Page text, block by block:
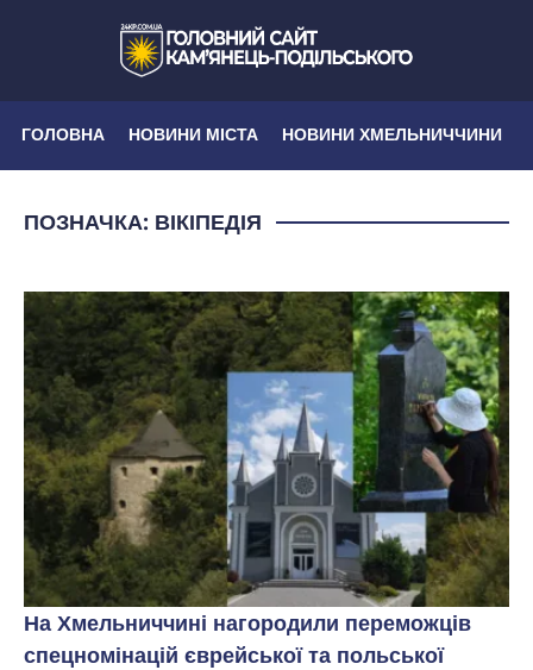
ГОЛОВНА НОВИНИ МІСТА НОВИНИ ХМЕЛЬНИЧЧИНИ
ПОЗНАЧКА: ВІКІПЕДІЯ
На Хмельниччині нагородили переможців
спецномінацій єврейської та польської